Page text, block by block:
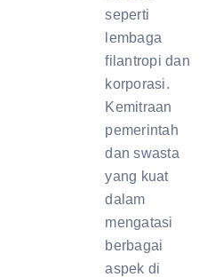
seperti
lembaga
filantropi dan
korporasi.
Kemitraan
pemerintah
dan swasta
yang kuat
dalam
mengatasi
berbagai
aspek di